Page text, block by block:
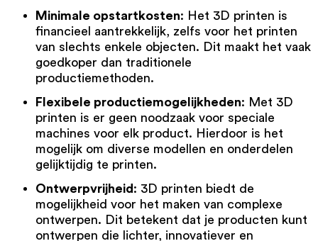
Minimale opstartkosten: Het 3D printen is
financieel aantrekkelijk, zelfs voor het printen
van slechts enkele objecten. Dit maakt het vaak
goedkoper dan traditionele
productiemethoden.
Flexibele productiemogelijkheden: Met 3D
printen is er geen noodzaak voor speciale
machines voor elk product. Hierdoor is het
mogelijk om diverse modellen en onderdelen
gelijktijdig te printen.
Ontwerpvrijheid : 3D printen biedt de
mogelijkheid voor het maken van complexe
ontwerpen. Dit betekent dat je producten kunt
ontwerpen die lichter, innovatiever en